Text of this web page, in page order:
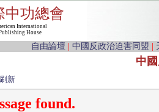
中功總會
International
House
自由論壇 中國反政治迫害同盟
中
刷新
found.